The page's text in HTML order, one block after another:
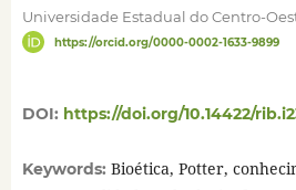
Universidade Estadual do Centro-
https://orcid.org/0000-0002-1633-9899
DOI: https://doi.org/10.14422/
Keywords: Bioética, Potter,